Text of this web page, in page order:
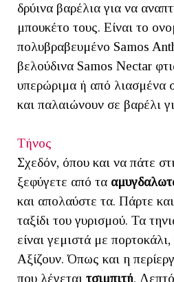
δρύινα βαρέλια για να
μπουκέτο τους. Είναι το
πολυβραβευμένο Samos
βελούδινα Samos Nectar
υπερώριμα ή από λιασμένα
και παλαιώνουν σε βαρέλι
Τήνος
Σχεδόν, όπου και να πάτε
ξεφύγετε από τα
και απολαύστε τα. Πάρτε
ταξίδι του γυρισμού. Τα
είναι γεμιστά με
Αξίζουν. Όπως και η
που λέγεται τσιμπιτή.